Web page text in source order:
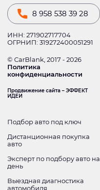
8 958 538 39 28
ИНН: 271902717704
ОГРНИП: 319272400051291
© CarBlank, 2017 - 2026
Политика
конфиденциальности
Продвижение сайта – ЭФФЕКТ
ИДЕИ
Подбор авто под ключ
Дистанционная покупка
авто
Эксперт по подбору авто на
день
Выездная диагностика
автомобиля